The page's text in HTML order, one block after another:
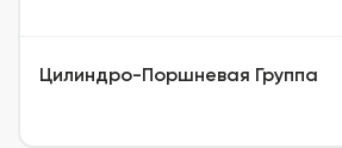
Цилиндро-Поршневая Группа